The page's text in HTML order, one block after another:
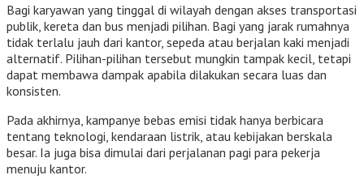
Bagi karyawan yang tinggal di wilayah dengan akses transportasi
publik, kereta dan bus menjadi pilihan. Bagi yang jarak rumahnya
tidak terlalu jauh dari kantor, sepeda atau berjalan kaki menjadi
alternatif. Pilihan-pilihan tersebut mungkin tampak kecil, tetapi
dapat membawa dampak apabila dilakukan secara luas dan
konsisten.
Pada akhirnya, kampanye bebas emisi tidak hanya berbicara
tentang teknologi, kendaraan listrik, atau kebijakan berskala
besar. Ia juga bisa dimulai dari perjalanan pagi para pekerja
menuju kantor.